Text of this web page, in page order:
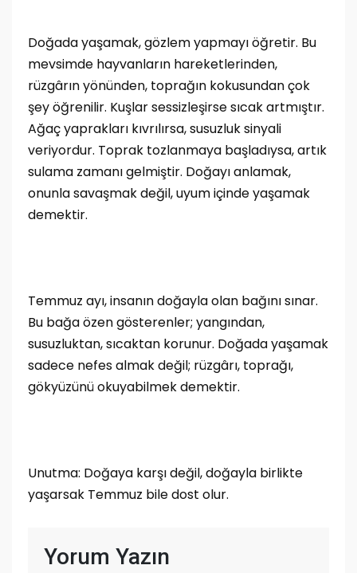
Doğada yaşamak, gözlem yapmayı öğretir. Bu
mevsimde hayvanların hareketlerinden,
rüzgârın yönünden, toprağın kokusundan çok
şey öğrenilir. Kuşlar sessizleşirse sıcak artmıştır.
Ağaç yaprakları kıvrılırsa, susuzluk sinyali
veriyordur. Toprak tozlanmaya başladıysa, artık
sulama zamanı gelmiştir. Doğayı anlamak,
onunla savaşmak değil, uyum içinde yaşamak
demektir.
Temmuz ayı, insanın doğayla olan bağını sınar.
Bu bağa özen gösterenler; yangından,
susuzluktan, sıcaktan korunur. Doğada yaşamak
sadece nefes almak değil; rüzgârı, toprağı,
gökyüzünü okuyabilmek demektir.
Unutma: Doğaya karşı değil, doğayla birlikte
yaşarsak Temmuz bile dost olur.
Yorum Yazın